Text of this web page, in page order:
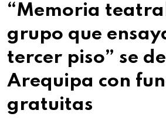
“Memoria
grupo que
tercer piso” se
Arequipa con
gratuitas